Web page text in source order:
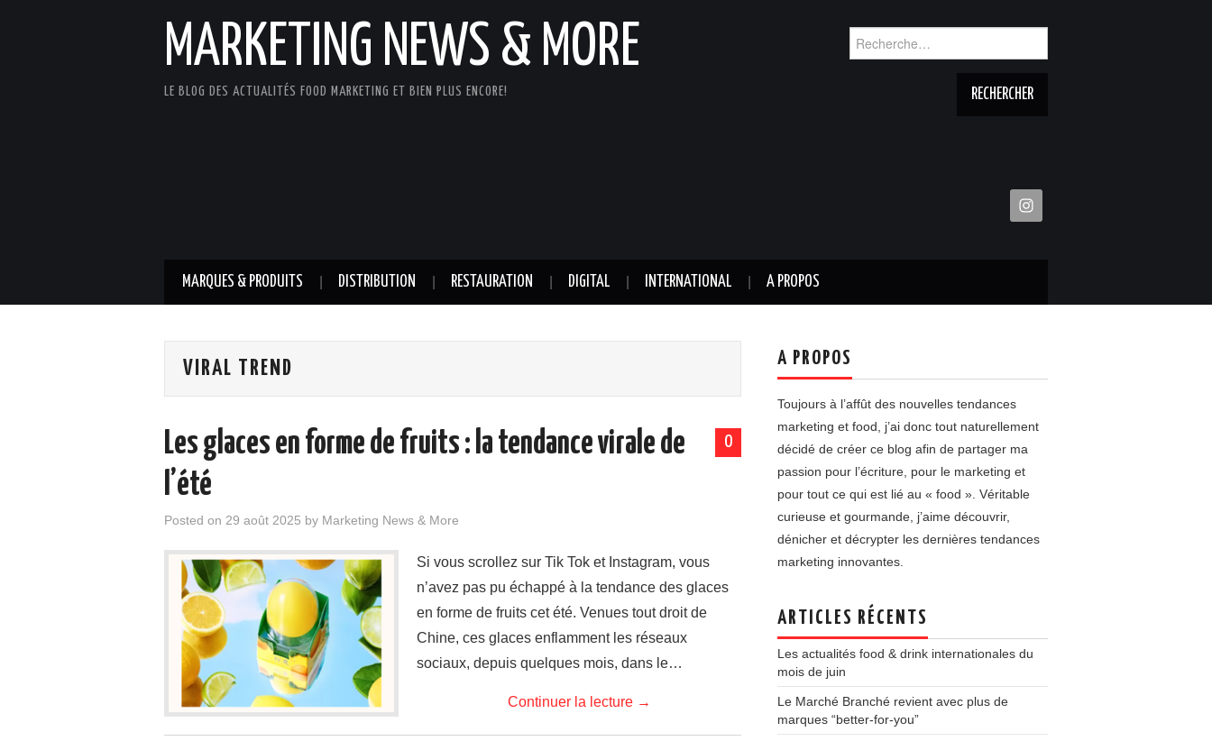
MARKETING NEWS & MORE
LE BLOG DES ACTUALITÉS FOOD MARKETING ET BIEN PLUS ENCORE!
MARQUES & PRODUITS DISTRIBUTION RESTAURATION DIGITAL INTERNATIONAL A PROPOS
VIRAL TREND
0
Les glaces en forme de fruits : la tendance virale de
l’été
Posted on 29 août 2025 by Marketing News & More
Si vous scrollez sur Tik Tok et Instagram, vous
n’avez pas pu échappé à la tendance des glaces
en forme de fruits cet été. Venues tout droit de
Chine, ces glaces enflamment les réseaux
sociaux, depuis quelques mois, dans le…
Continuer la lecture →
A PROPOS
Toujours à l’affût des nouvelles tendances
marketing et food, j’ai donc tout naturellement
décidé de créer ce blog afin de partager ma
passion pour l’écriture, pour le marketing et
pour tout ce qui est lié au « food ». Véritable
curieuse et gourmande, j’aime découvrir,
dénicher et décrypter les dernières tendances
marketing innovantes.
ARTICLES RÉCENTS
Les actualités food & drink internationales du
mois de juin
Le Marché Branché revient avec plus de
marques “better-for-you”